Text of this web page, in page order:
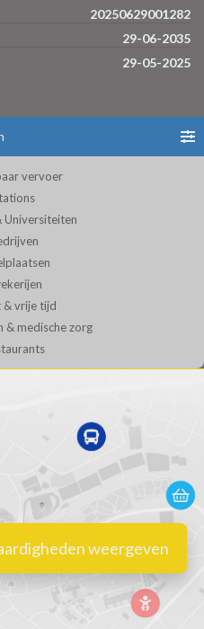
20250629001282
29-06-2035
29-05-2025
vervoer
Universiteiten
& vrije tijd
& medische zorg
weergeven